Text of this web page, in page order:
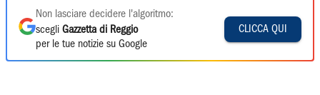
Non lasciare decidere l'algoritmo:
scegli Gazzetta di Reggio
per le tue notizie su Google
CLICCA QUI